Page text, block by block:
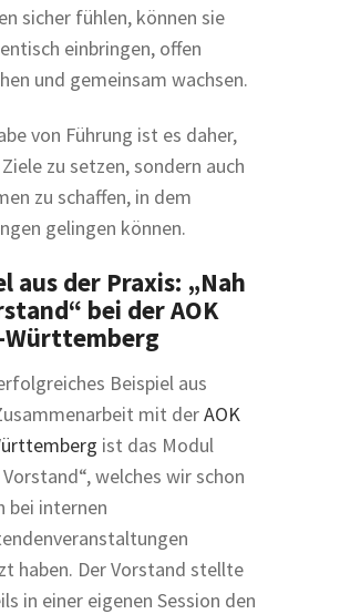
sicher fühlen, können sie
einbringen, offen
und gemeinsam wachsen.
von Führung ist es daher,
zu setzen, sondern auch
zu schaffen, in dem
gelingen können.
aus der Praxis: „Nah
bei der AOK
Württemberg
Beispiel aus
mit derAOK
ist das Modul
welches wir schon
bei internen
haben. Der Vorstand stellte
in einer eigenen Session den